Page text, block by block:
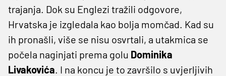
trajanja. Dok su Englezi tražili odgovore,
Hrvatska je izgledala kao bolja momčad. Kad su
ih pronašli, više se nisu osvrtali, a utakmica se
počela naginjati prema golu Dominika
Livakovića. I na koncu je to završilo s uvjerljivih